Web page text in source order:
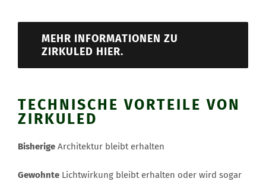
MEHR INFORMATIONEN ZU
ZIRKULED HIER.
TECHNISCHE VORTEILE VON
ZIRKULED
BisherigeArchitektur bleibt erhalten
GewohnteLichtwirkung bleibt erhalten oder wird sogar